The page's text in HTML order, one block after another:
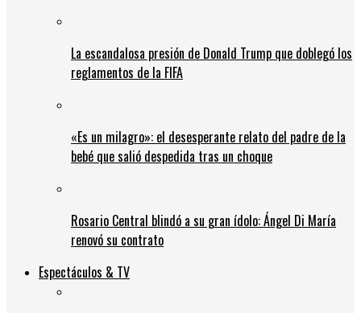
La escandalosa presión de Donald Trump que doblegó los
reglamentos de la FIFA
«Es un milagro»: el desesperante relato del padre de la
bebé que salió despedida tras un choque
Rosario Central blindó a su gran ídolo: Ángel Di María
renovó su contrato
Espectáculos & TV